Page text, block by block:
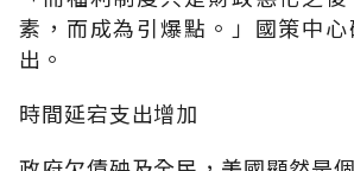
素，而成為引爆點。」國策中
出。
時間延宕支出增加